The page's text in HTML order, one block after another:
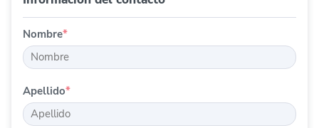
Nombre*
Apellido*